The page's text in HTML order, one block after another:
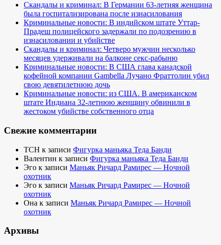
Скандалы и криминал: В Германии 63-летняя женщина
была госпитализирована после изнасилования
Криминальные новости: В индийском штате Уттар-
Прадеш полицейского задержали по подозрению в
изнасиловании и убийстве
Скандалы и криминал: Четверо мужчин несколько
месяцев удерживали на балконе секс-рабыню
Криминальные новости: В США глава канадской
кофейной компании Gambella Лучано Фраттолин убил
свою девятилетнюю дочь
Криминальные новости: из США. В американском
штате Индиана 32-летнюю женщину обвинили в
жестоком убийстве собственного отца
Свежие комментарии
TCH к записи Фигурка маньяка Теда Банди
Валентин к записи Фигурка маньяка Теда Банди
Эго к записи Маньяк Ричард Рамирес — Ночной
охотник
Эго к записи Маньяк Ричард Рамирес — Ночной
охотник
Она к записи Маньяк Ричард Рамирес — Ночной
охотник
Архивы